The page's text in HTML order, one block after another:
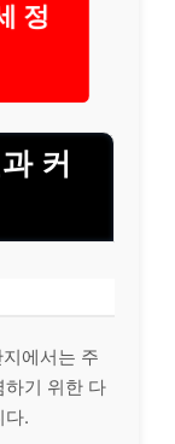
정
커
에서는 주
하기 위한 다
다.